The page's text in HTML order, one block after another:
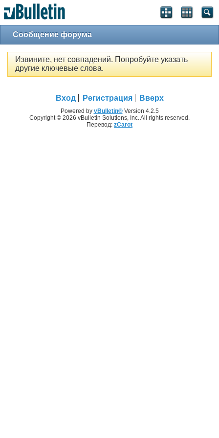
Сообщение форума
Извините, нет совпадений. Попробуйте указать
другие ключевые слова.
Вход Регистрация Вверх
Powered by vBulletin®Version 4.2.5
Copyright © 2026 vBulletin Solutions, Inc. All rights reserved.
Перевод: zCarot